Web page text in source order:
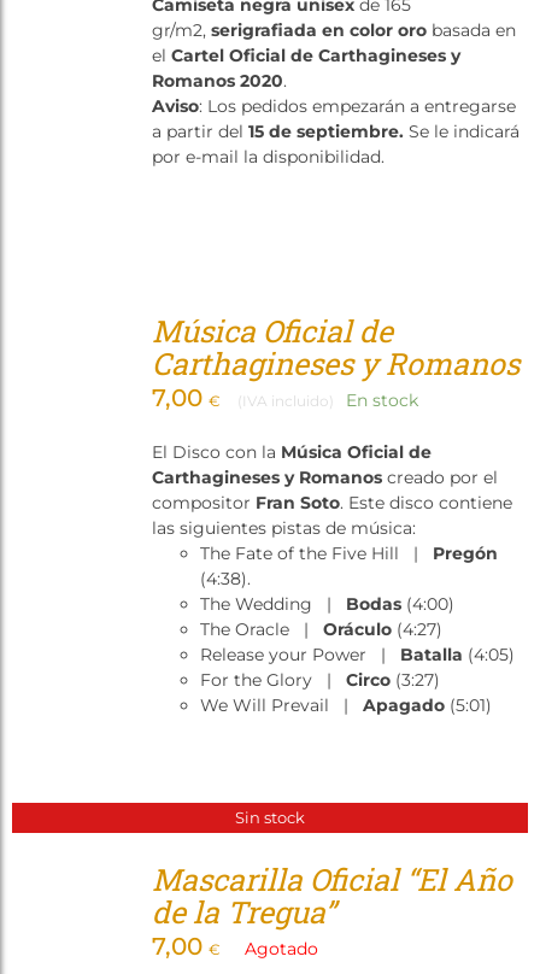
Tienda
Camiseta negra unisexde 165
gr/m2, serigrafiada en color orobasada en
el Cartel Oficial de Carthagineses y
Romanos 2020.
Aviso: Los pedidos empezarán a entregarse
a partir del 15 de septiembre. Se le indicará
por e-mail la disponibilidad.
Música Oficial de
Carthagineses y Romanos
7,00 € (IVA incluido) En stock
El Disco con la Música Oficial de
Carthagineses y Romanoscreado por el
compositor Fran Soto. Este disco contiene
las siguientes pistas de música:
The Fate of the Five Hill | Pregón
(4:38).
The Wedding | Bodas(4:00)
The Oracle | Oráculo(4:27)
Release your Power | Batalla (4:05)
For the Glory | Circo(3:27)
We Will Prevail | Apagado(5:01)
Sin stock
Mascarilla Oficial “El Año
de la Tregua”
7,00 € Agotado